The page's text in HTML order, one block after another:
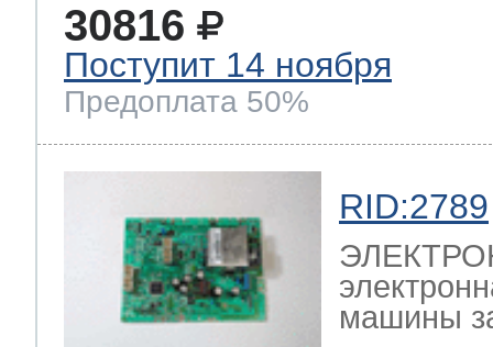
30816
Поступит 14 ноября
Предоплата 50%
RID:2789
машины